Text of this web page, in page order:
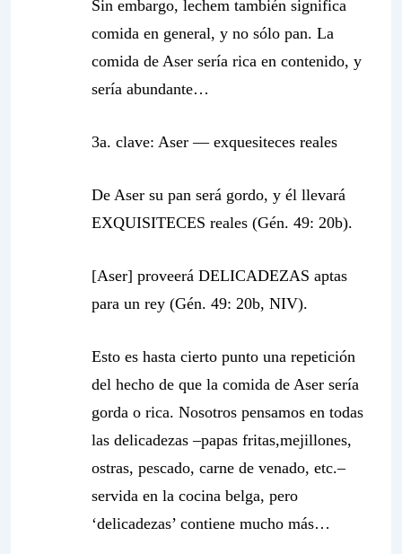
Sin embargo, lechem también significa
comida en general, y no sólo pan. La
comida de Aser sería rica en contenido, y
sería abundante…
3a. clave: Aser — exquesiteces reales
De Aser su pan será gordo, y él llevará
EXQUISITECES reales (Gén. 49: 20b).
[Aser] proveerá DELICADEZAS aptas
para un rey (Gén. 49: 20b, NIV).
Esto es hasta cierto punto una repetición
del hecho de que la comida de Aser sería
gorda o rica. Nosotros pensamos en todas
las delicadezas –papas fritas,mejillones,
ostras, pescado, carne de venado, etc.–
servida en la cocina belga, pero
‘delicadezas’ contiene mucho más…